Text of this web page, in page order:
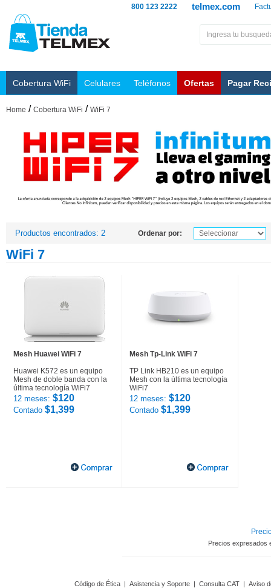
telmex.com
800 123 2222
Cobertura WiFi Celulares Teléfonos Ofertas Pagar
Home / Cobertura WiFi / WiFi 7
Productos encontrados: 2 Ordenar por:
WiFi 7
Mesh Huawei WiFi 7
Huawei K572 es un equipo
Mesh de doble banda con la
última tecnología WiFi7
12 meses: $120
Contado $1,399
Mesh Tp-Link WiFi 7
TP Link HB210 es un equipo
Mesh con la última tecnología
WiFi7
12 meses: $120
Contado $1,399
Precios expresados
Código de Ética | Asistencia y Soporte | Consulta CAT | Aviso